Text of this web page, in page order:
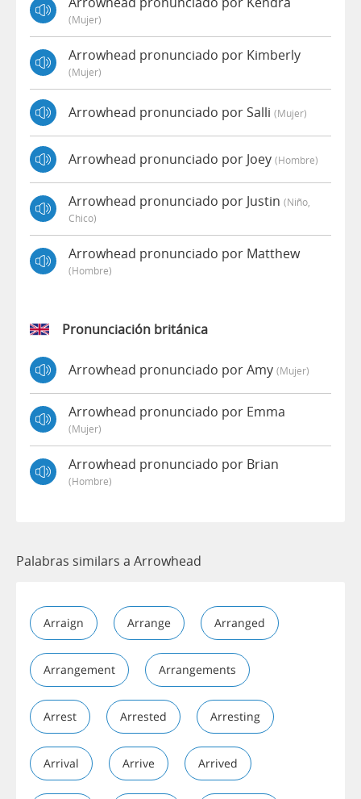
(mujer)
Arrowhead pronunciado por Kimberly
(mujer)
Arrowhead pronunciado por Salli (mujer)
Arrowhead pronunciado por Joey (hombre)
Arrowhead pronunciado por Justin (niño,
Chico)
Arrowhead pronunciado por Matthew
(hombre)
Pronunciación británica
Arrowhead pronunciado por Amy (mujer)
Arrowhead pronunciado por Emma
(mujer)
Arrowhead pronunciado por Brian
(hombre)
Palabras similars a Arrowhead
Arraign Arrange Arranged
Arrangement Arrangements
Arrest Arrested Arresting
Arrival Arrive Arrived